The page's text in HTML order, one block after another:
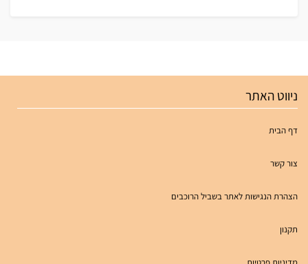
ניווט האתר
דף הבית
צור קשר
הצהרת הנגישות לאתר בשביל הרוכבים
תקנון